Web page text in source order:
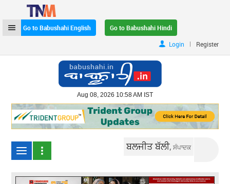
Go to Babushahi English
Go to Babushahi Hindi
Login
| Register
Aug 08, 2026 10:58 AM IST
ਬਲਜੀਤ ਬੱਲੀ,ਸੰਪਾਦਕ